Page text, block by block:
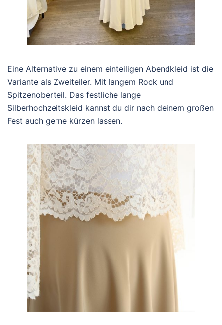
Eine Alternative zu einem einteiligen Abendkleid ist die
Variante als Zweiteiler. Mit langem Rock und
Spitzenoberteil. Das festliche lange
Silberhochzeitskleid kannst du dir nach deinem großen
Fest auch gerne kürzen lassen.